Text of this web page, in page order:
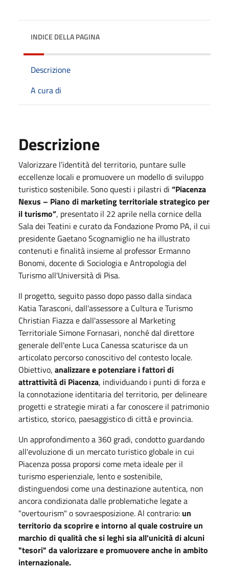
INDICE DELLA PAGINA
Descrizione
A cura di
Descrizione
Valorizzare l’identità del territorio, puntare sulle
eccellenze locali e promuovere un modello di sviluppo
turistico sostenibile. Sono questi i pilastri di “Piacenza
Nexus – Piano di marketing territoriale strategico per
il turismo”, presentato il 22 aprile nella cornice della
Sala dei Teatini e curato da Fondazione Promo PA, il cui
presidente Gaetano Scognamiglio ne ha illustrato
contenuti e finalità insieme al professor Ermanno
Bonomi, docente di Sociologia e Antropologia del
Turismo all'Università di Pisa.
Il progetto, seguito passo dopo passo dalla sindaca
Katia Tarasconi, dall'assessore a Cultura e Turismo
Christian Fiazza e dall'assessore al Marketing
Territoriale Simone Fornasari, nonché dal direttore
generale dell'ente Luca Canessa scaturisce da un
articolato percorso conoscitivo del contesto locale.
Obiettivo, analizzare e potenziare i fattori di
attrattività di Piacenza, individuando i punti di forza e
la connotazione identitaria del territorio, per delineare
progetti e strategie mirati a far conoscere il patrimonio
artistico, storico, paesaggistico di città e provincia.
Un approfondimento a 360 gradi, condotto guardando
all'evoluzione di un mercato turistico globale in cui
Piacenza possa proporsi come meta ideale per il
turismo esperienziale, lento e sostenibile,
distinguendosi come una destinazione autentica, non
ancora condizionata dalle problematiche legate a
"overtourism" o sovraesposizione. Al contrario: un
territorio da scoprire e intorno al quale costruire un
marchio di qualità che si leghi sia all'unicità di alcuni
"tesori" da valorizzare e promuovere anche in ambito
internazionale.